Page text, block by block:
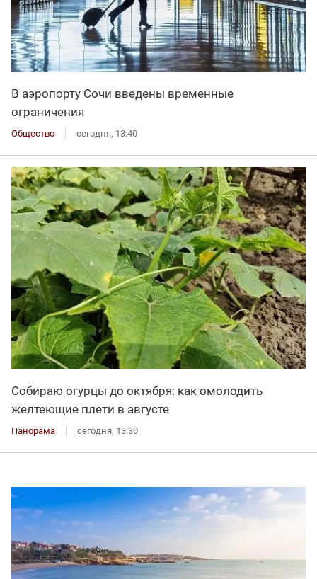
В аэропорту Сочи введены временные
ограничения
Общество сегодня, 13:40
Собираю огурцы до октября: как омолодить
желтеющие плети в августе
Панорама сегодня, 13:30